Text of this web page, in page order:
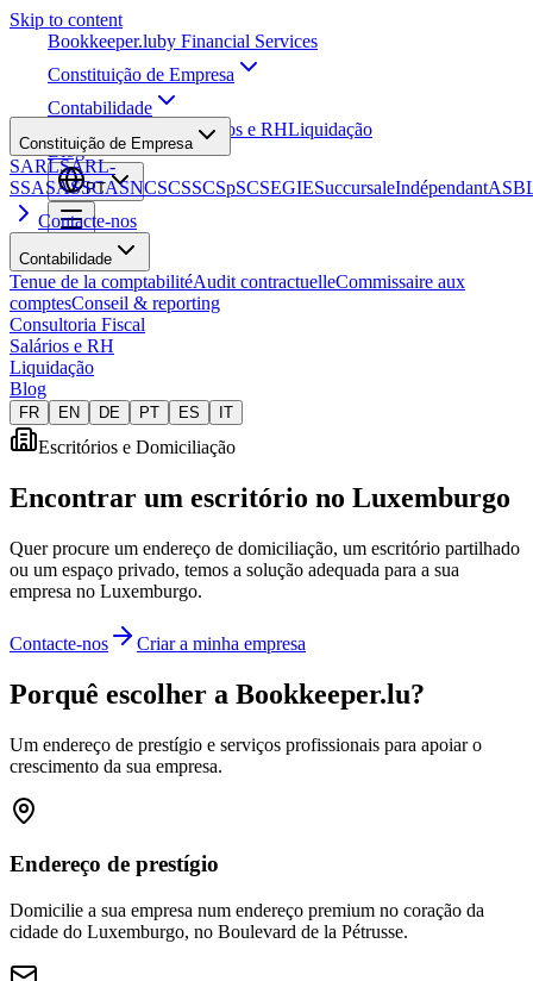
Skip to content
Bookkeeper.luby Financial Services
Constituição de Empresa
Contabilidade
Salários e RHLiquidação
Blog
PT
Constituição de Empresa
SARLSARL-
SSASASSCASNCSCSSCSpSCSEGIESuccursaleIndépendant
Contacte-nos
Contabilidade
Tenue de la comptabilitéAudit contractuelleCommissaire aux
comptesConseil & reporting
Consultoria Fiscal
Salários e RH
Liquidação
Blog
FR EN DE PT ES IT
Escritórios e Domiciliação
Encontrar um escritório no Luxemburgo
Quer procure um endereço de domiciliação, um escritório partilhado
ou um espaço privado, temos a solução adequada para a sua
empresa no Luxemburgo.
Contacte-nos Criar a minha empresa
Porquê escolher a Bookkeeper.lu?
Um endereço de prestígio e serviços profissionais para apoiar o
crescimento da sua empresa.
Endereço de prestígio
Domicilie a sua empresa num endereço premium no coração da
cidade do Luxemburgo, no Boulevard de la Pétrusse.